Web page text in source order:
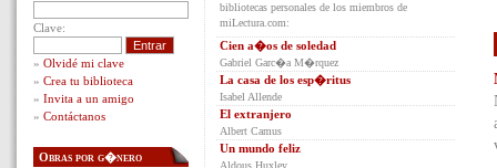
bibliotecas personales de los miembros de
miLectura.com:
Cien a�os de soledad
Gabriel Garc�a M�rquez
La casa de los esp�ritus
Isabel Allende
El extranjero
Albert Camus
Un mundo feliz
Aldous Huxley
Clave:
» Olvidé mi clave
» Crea tu biblioteca
» Invita a un amigo
» Contáctanos
Obras por g�nero